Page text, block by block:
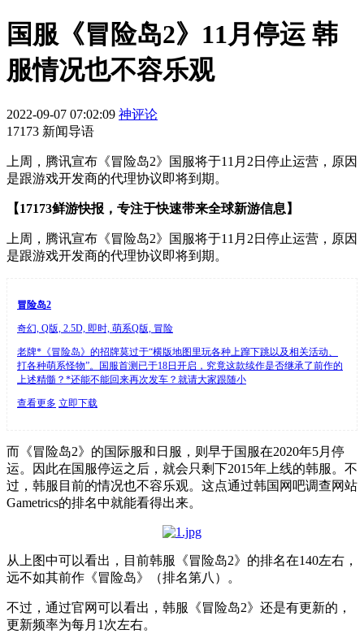
国服《冒险岛2》11月停运 韩
服情况也不容乐观
2022-09-07 07:02:09 神评论
17173 新闻导语
上周，腾讯宣布《冒险岛2》国服将于11月2日停止运营，原因
是跟游戏开发商的代理协议即将到期。
【17173鲜游快报，专注于快速带来全球新游信息】
上周，腾讯宣布《冒险岛2》国服将于11月2日停止运营，原因
是跟游戏开发商的代理协议即将到期。
冒险岛2
奇幻, Q版, 2.5D, 即时, 萌系Q版, 冒险
老牌*《冒险岛》的招牌莫过于“横版地图里玩各种上蹿下跳以及相关活动、
打各种萌系怪物”。国服首测已于18日开启，究竟这款续作是否继承了前作的
上述精髓？*还能不能回来再次发车？就请大家跟随小
查看更多 立即下载
而《冒险岛2》的国际服和日服，则早于国服在2020年5月停
运。因此在国服停运之后，就会只剩下2015年上线的韩服。不
过，韩服目前的情况也不容乐观。这点通过韩国网吧调查网站
Gametrics的排名中就能看得出来。
从上图中可以看出，目前韩服《冒险岛2》的排名在140左右，
远不如其前作《冒险岛》（排名第八）。
不过，通过官网可以看出，韩服《冒险岛2》还是有更新的，
更新频率为每月1次左右。